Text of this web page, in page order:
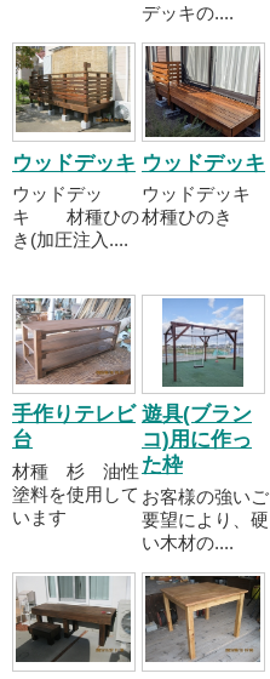
デッキの....
ウッドデッキ
ウッドデッ
キ 材種ひの
き(加圧注入....
ウッドデッキ
ウッドデッキ
材種ひのき
手作りテレビ
台
材種 杉 油性
塗料を使用して
います
遊具(ブラン
コ)用に作っ
た枠
お客様の強いご
要望により、硬
い木材の....